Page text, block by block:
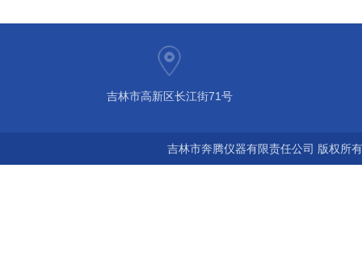
吉林市高新区长江街71号
吉林市奔腾仪器有限责任公司 版权所